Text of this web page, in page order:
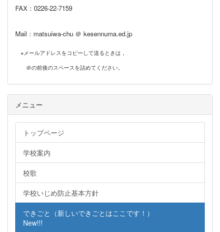
FAX：0226‐22‐7159
Mail：matsuiwa-chu ＠ kesennuma.ed.jp
※メールアドレスをコピーして送るときは，
＠の前後のスペースを詰めてください。
メニュー
トップページ
学校案内
校歌
学校いじめ防止基本方針
できごと（新しいできごとはここです！）
New!!!